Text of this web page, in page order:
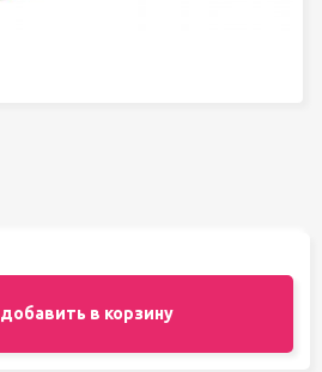
добавить в корзину